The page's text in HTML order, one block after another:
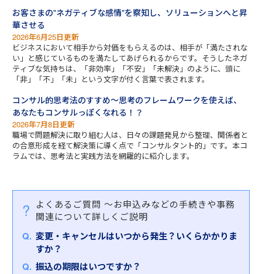
お客さまの"ネガティブな感情"を察知し、ソリューションへと昇
華させる
2026年6月25日更新
ビジネスにおいて相手から対価をもらえるのは、相手が「満たされな
い」と感じているものを満たしてあげられるからです。そうしたネガ
ティブな気持ちは、「非効率」「不安」「未解決」のように、頭に
「非」「不」「未」という文字が付く言葉で表されます。
コンサル的思考法のすすめ～思考のフレームワークを使えば、
あなたもコンサルっぽくなれる！？
2026年7月8日更新
職場で問題解決に取り組む人は、日々の課題発見から整理、関係者と
の合意形成を経て解決策に導く点で「コンサルタント的」です。本コ
ラムでは、思考法と実践方法を網羅的に紹介します。
よくあるご質問 ～お申込みなどの手続きや事務
関連について詳しくご説明
変更・キャンセルはいつから発生？いくらかかりま
すか？
振込の期限はいつですか？